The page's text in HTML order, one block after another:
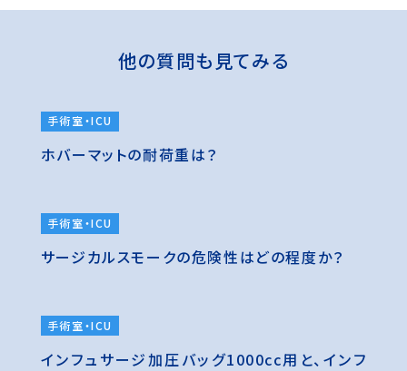
他の質問も見てみる
手術室・ICU
ホバーマットの耐荷重は？
手術室・ICU
サージカルスモークの危険性はどの程度か？
手術室・ICU
インフュサージ加圧バッグ1000cc用と、インフ